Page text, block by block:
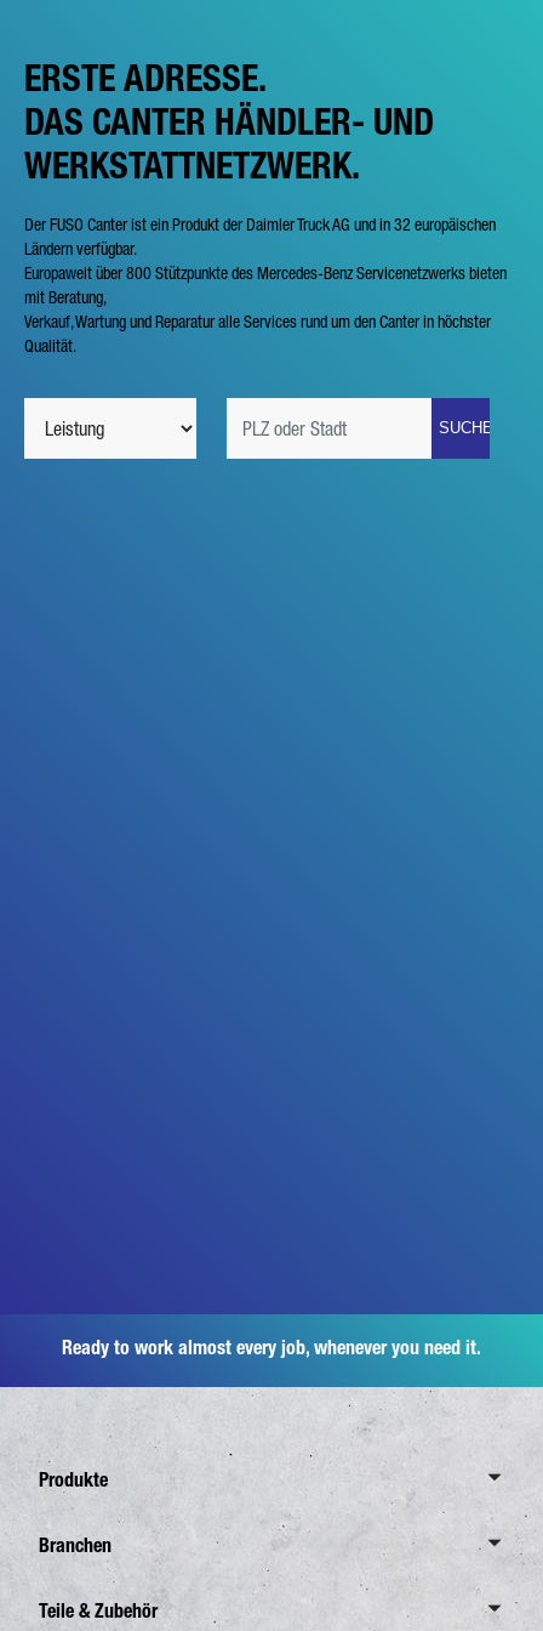
ERSTE ADRESSE.
DAS CANTER HÄNDLER- UND
WERKSTATTNETZWERK.
Der FUSO Canter ist ein Produkt der Daimler Truck AG und in 32 europäischen
Ländern verfügbar.
Europaweit über 800 Stützpunkte des Mercedes-Benz Servicenetzwerks bieten
mit Beratung,
Verkauf, Wartung und Reparatur alle Services rund um den Canter in höchster
Qualität.
Ready to work almost every job, whenever you need it.
Produkte
Übersicht Canter
7,5 Tonnen
Branchen
Übersicht Branchen
Teile & Zubehör